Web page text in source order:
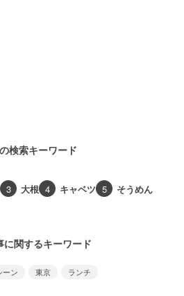
検索キーワード
3 大根 4 キャベツ 5 そうめん
に関するキーワード
ーン 東京 ランチ